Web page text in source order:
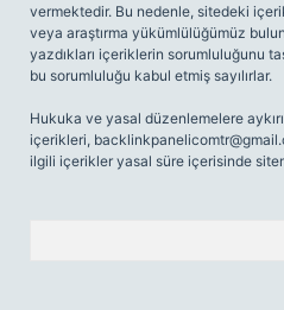
vermektedir. Bu nedenle, sitedeki
veya araştırma yükümlülüğümüz
yazdıkları içeriklerin sorumluluğunu
bu sorumluluğu kabul etmiş sayılırlar.
Hukuka ve yasal düzenlemelere
içerikleri,
ilgili içerikler yasal süre içerisinde